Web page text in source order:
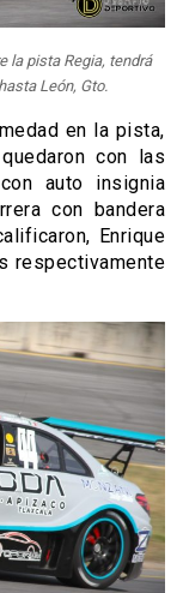
la pista Regia, tendrá
León, Gto.
en la pista,
con las
auto insignia
con bandera
Enrique
respectivamente